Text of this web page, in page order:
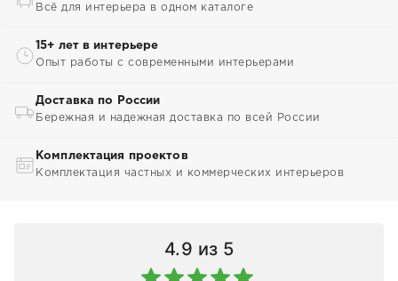
Всё для интерьера в одном каталоге
15+ лет в интерьере
Опыт работы с современными интерьерами
Доставка по России
Бережная и надежная доставка по всей России
Комплектация проектов
Комплектация частных и коммерческих интерьеров
4.9 из 5